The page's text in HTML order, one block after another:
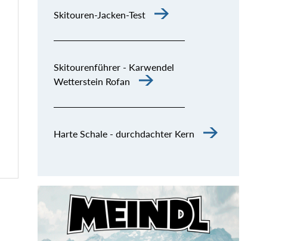
Skitouren-Jacken-Test
Skitourenführer - Karwendel
Wetterstein Rofan
Harte Schale - durchdachter Kern